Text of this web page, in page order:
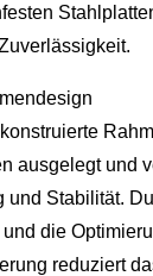
ausgelegt und
und Stabilität.
die
reduziert